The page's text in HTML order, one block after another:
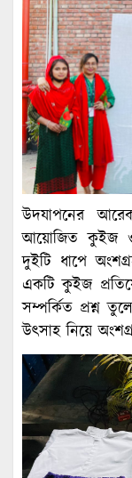
উদযাপনের
আয়োজিত কুইজ ও
দুইটি ধাপে
একটি কুইজ
সম্পর্কিত প্রশ্ন
উৎসাহ নিয়ে